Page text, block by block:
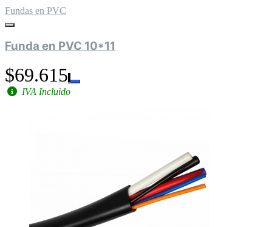
Fundas en PVC
Funda en PVC 10*11
$69.615
IVA Incluido